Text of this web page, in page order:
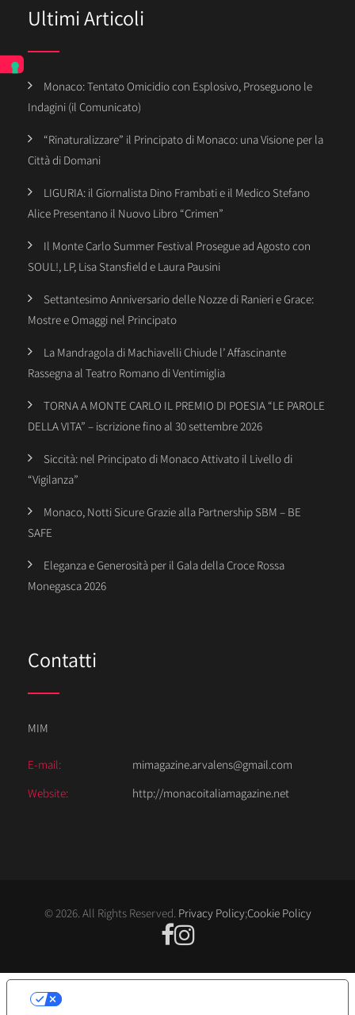
Ultimi Articoli
Monaco: Tentato Omicidio con Esplosivo, Proseguono le
Indagini (il Comunicato)
“Rinaturalizzare” il Principato di Monaco: una Visione per la
Città di Domani
LIGURIA: il Giornalista Dino Frambati e il Medico Stefano
Alice Presentano il Nuovo Libro “Crimen”
Il Monte Carlo Summer Festival Prosegue ad Agosto con
SOUL!, LP, Lisa Stansfield e Laura Pausini
Settantesimo Anniversario delle Nozze di Ranieri e Grace:
Mostre e Omaggi nel Principato
La Mandragola di Machiavelli Chiude l’ Affascinante
Rassegna al Teatro Romano di Ventimiglia
TORNA A MONTE CARLO IL PREMIO DI POESIA “LE PAROLE
DELLA VITA” – iscrizione fino al 30 settembre 2026
Siccità: nel Principato di Monaco Attivato il Livello di
“Vigilanza”
Monaco, Notti Sicure Grazie alla Partnership SBM – BE
SAFE
Eleganza e Generosità per il Gala della Croce Rossa
Monegasca 2026
Contatti
MIM
E-mail:
mimagazine.arvalens@gmail.com
Website:
http://monacoitaliamagazine.net
© 2026. All Rights Reserved. Privacy Policy;Cookie Policy